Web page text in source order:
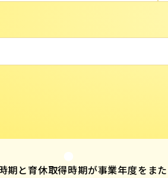
期と育休取得時期が事業年度をま